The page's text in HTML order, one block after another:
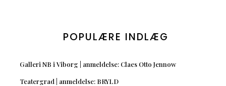
POPULÆRE INDLÆG
Galleri NB i Viborg | anmeldelse: Claes Otto Jennow
Teatergrad | anmeldelse: BRYLD